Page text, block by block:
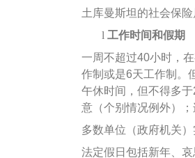
土库曼斯坦的社会保
l 工作时间和假期
一周不超过40小时，
作制或是6天工作制。
午休时间，但不得多
意（个别情况例外）
多数单位（政府机关
法定假日包括新年、